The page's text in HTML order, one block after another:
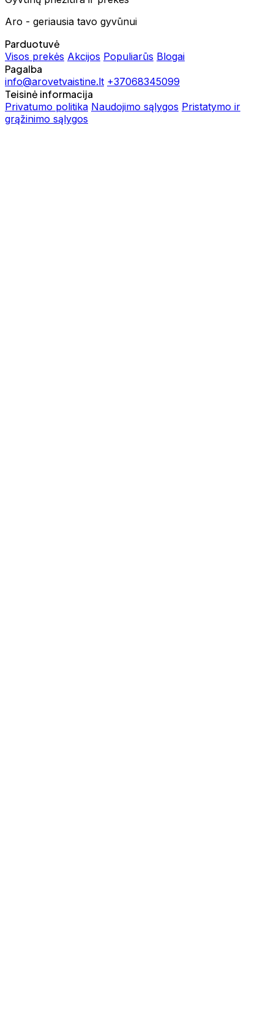
Aro - geriausia tavo gyvūnui
Parduotuvė
Visos prekės Akcijos Populiarūs Blogai
Pagalba
info@arovetvaistine.lt +37068345099
Teisinė informacija
Privatumo politika Naudojimo sąlygos Pristatymo ir
grąžinimo sąlygos